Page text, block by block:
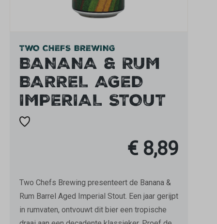
TWO CHEFS BREWING
BANANA & RUM
BARREL AGED
IMPERIAL STOUT
€ 8,89
Two Chefs Brewing presenteert de Banana &
Rum Barrel Aged Imperial Stout. Een jaar gerijpt
in rumvaten, ontvouwt dit bier een tropische